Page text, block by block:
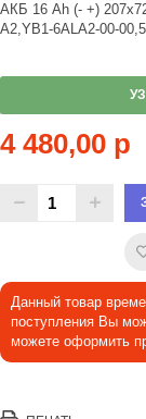
АКБ 16 Ah (- +)
A2,YB1-6ALA2-00-
4 480,00 р
Данный товар
поступления Вы
можете оформить